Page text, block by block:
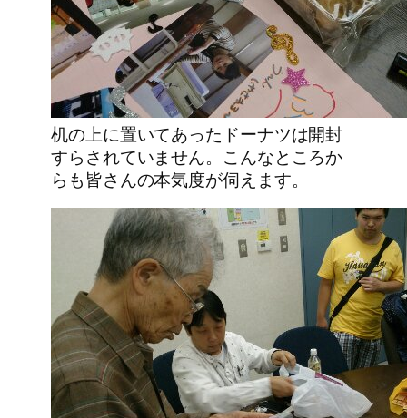
机の上に置いてあったドーナツは開封
すらされていません。こんなところか
らも皆さんの本気度が伺えます。